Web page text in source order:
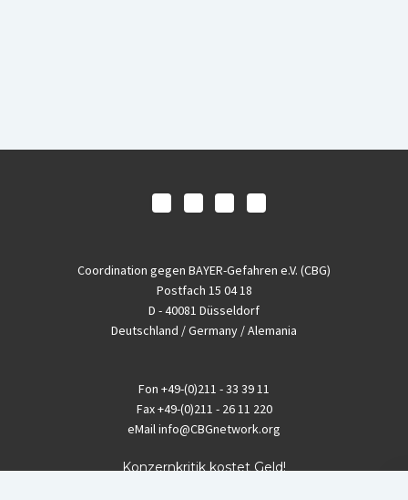
Coordination gegen BAYER-Gefahren e.V. (CBG)
Postfach 15 04 18
D - 40081 Düsseldorf
Deutschland / Germany / Alemania
Fon +49-(0)211 - 33 39 11
Fax+49-(0)211 - 26 11 220
eMailinfo@CBGnetwork.org
Konzernkritik kostet Geld!